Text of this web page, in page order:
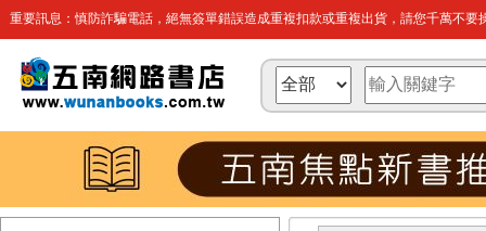
重要訊息：慎防詐騙電話，絕無簽單錯誤造成重複扣款或重複出貨，請您千萬不要